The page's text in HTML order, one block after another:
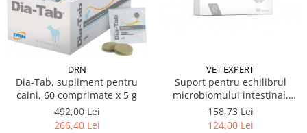
DRN
Dia-Tab, supliment pentru
caini, 60 comprimate x 5 g
492,00 Lei
266,40 Lei
VET EXPERT
Suport pentru echilibrul
microbiomului intestinal,
BioProtect ULTRA, VetExpert,
30 tablete
158,73 Lei
124,00 Lei